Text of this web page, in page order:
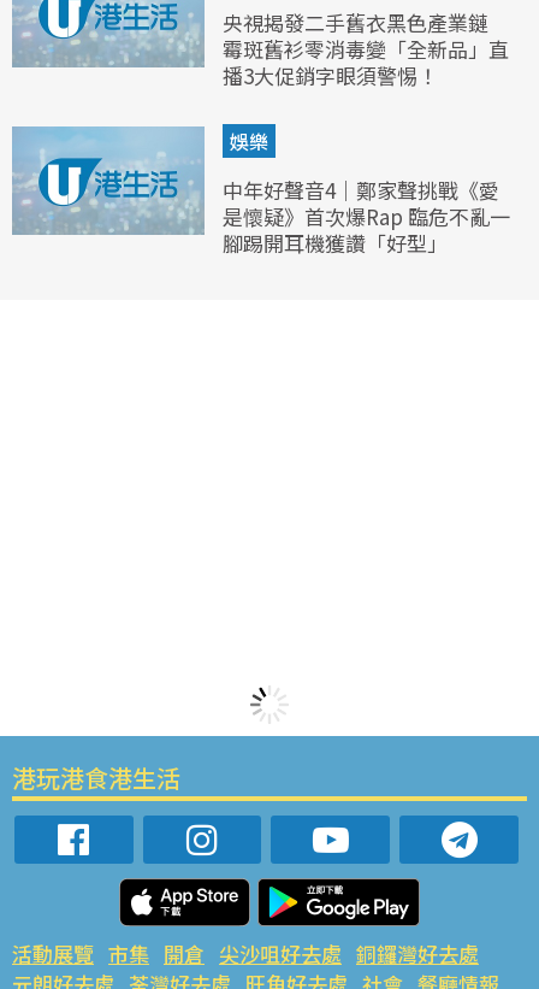
央視揭發二手舊衣黑色產業鏈
霉斑舊衫零消毒變「全新品」直
播3大促銷字眼須警惕！
娛樂
中年好聲音4｜鄭家聲挑戰《愛
是懷疑》首次爆Rap 臨危不亂一
腳踢開耳機獲讚「好型」
港玩港食港生活
活動展覽 市集 開倉 尖沙咀好去處 銅鑼灣好去處